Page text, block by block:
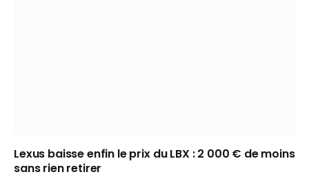
Lexus baisse enfin le prix du LBX : 2 000 € de moins
sans rien retirer